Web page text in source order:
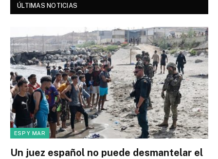
ÚLTIMAS NOTICIAS
ESP Y MAR
Un juez español no puede desmantelar el